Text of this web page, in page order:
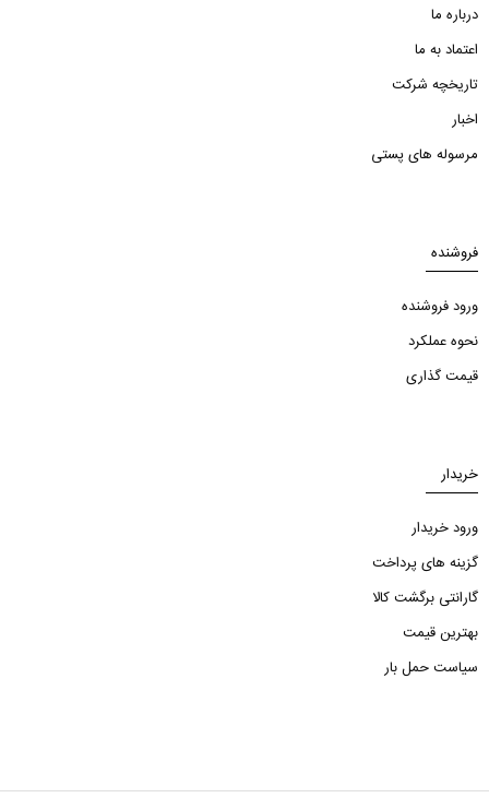
درباره ما
اعتماد به ما
تاریخچه شرکت
اخبار
مرسوله های پستی
فروشنده
ورود فروشنده
نحوه عملکرد
قیمت گذاری
خریدار
ورود خریدار
گزینه های پرداخت
گارانتی برگشت کالا
بهترین قیمت
سیاست حمل بار